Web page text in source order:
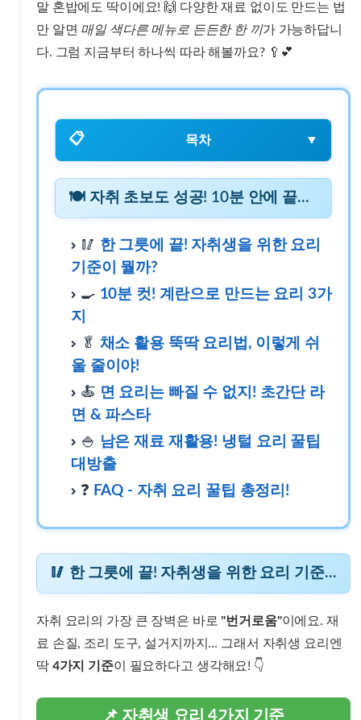
말 혼밥에도 딱이에요! 🙌 다양한 재료 없이도 만드는 법
만 알면 매일 색다른 메뉴로 든든한 한 끼가 가능하답니
다. 그럼 지금부터 하나씩 따라 해볼까요? 🥄💕
📋 목차 ▼
🥬 채소 활용 뚝딱 요리법, 이렇게 쉬울 줄이야!
❓ FAQ - 자취 요리 꿀팁 총정리!
🍽 자취 초보도 성공! 10분 안에 끝내는 초간단 한 그릇 레시피 목차
🥢 한 그릇에 끝! 자취생을 위한 요리
기준이 뭘까?
🍳 10분 컷! 계란으로 만드는 요리 3가
지
🥬 채소 활용 뚝딱 요리법, 이렇게 쉬
울 줄이야!
🍝 면 요리는 빠질 수 없지! 초간단 라
면 & 파스타
🍚 남은 재료 재활용! 냉털 요리 꿀팁
대방출
❓ FAQ - 자취 요리 꿀팁 총정리!
🥢 한 그릇에 끝! 자취생을 위한 요리 기준이 뭘까?
자취 요리의 가장 큰 장벽은 바로"번거로움"이에요. 재
료 손질, 조리 도구, 설거지까지… 그래서 자취생 요리엔
딱 4가지 기준이 필요하다고 생각해요! 👇
📌 자취생 요리 4가지 기준